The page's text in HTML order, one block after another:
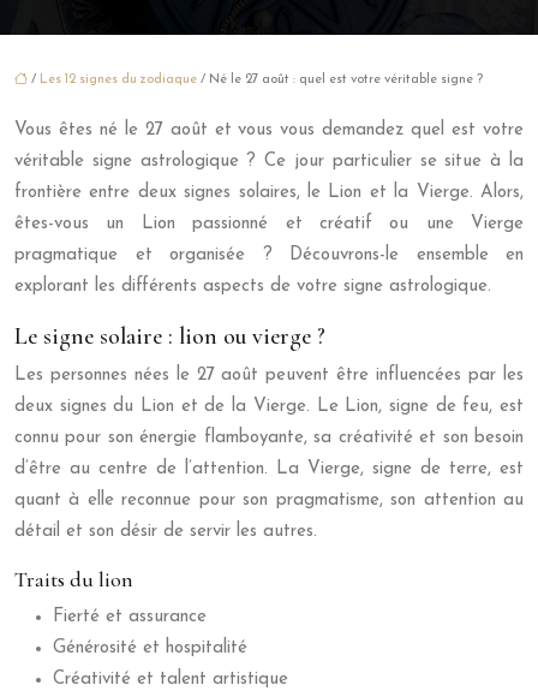
/ Les 12 signes du zodiaque / Né le 27 août : quel est votre véritable signe ?
Vous êtes né le 27 août et vous vous demandez quel est votre
véritable signe astrologique ? Ce jour particulier se situe à la
frontière entre deux signes solaires, le Lion et la Vierge. Alors,
êtes-vous un Lion passionné et créatif ou une Vierge
pragmatique et organisée ? Découvrons-le ensemble en
explorant les différents aspects de votre signe astrologique.
Le signe solaire : lion ou vierge ?
Les personnes nées le 27 août peuvent être influencées par les
deux signes du Lion et de la Vierge. Le Lion, signe de feu, est
connu pour son énergie flamboyante, sa créativité et son besoin
d’être au centre de l’attention. La Vierge, signe de terre, est
quant à elle reconnue pour son pragmatisme, son attention au
détail et son désir de servir les autres.
Traits du lion
Fierté et assurance
Générosité et hospitalité
Créativité et talent artistique